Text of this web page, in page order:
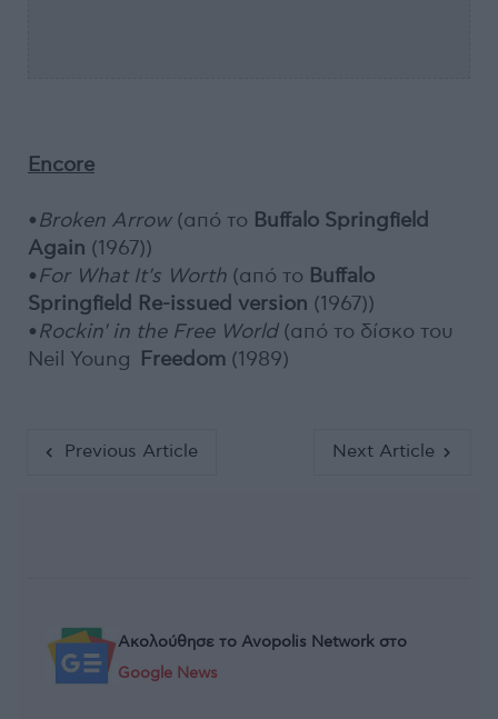
Encore
•Broken Arrow(από το Buffalo Springfield
Again (1967))
•For What It's Worth (από το Buffalo
Springfield Re-issued version (1967))
•Rockin' in the Free World(από το δίσκο του
Neil Young Freedom (1989)
Previous Article Next Article
Ακολούθησε το Avopolis Network στο
Google News